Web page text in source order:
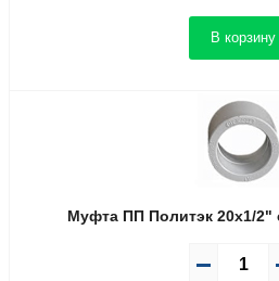
В корзину
Муфта ПП Политэк 20x1/2"